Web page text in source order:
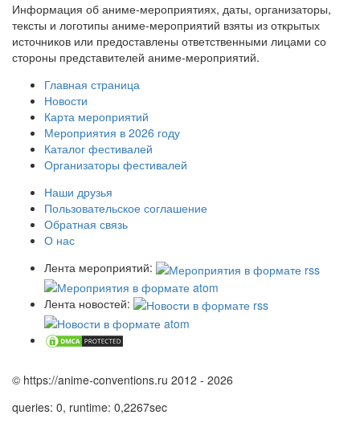
Информация об аниме-мероприятиях, даты, организаторы,
тексты и логотипы аниме-мероприятий взяты из открытых
источников или предоставлены ответственными лицами со
стороны представителей аниме-мероприятий.
Главная страница
Новости
Карта мероприятий
Мероприятия в 2026 году
Каталог фестивалей
Организаторы фестивалей
Наши друзья
Пользовательское соглашение
Обратная связь
О нас
Лента мероприятий:
Лента новостей:
© https://anime-conventions.ru 2012 - 2026
queries: 0, runtime: 0,2267sec